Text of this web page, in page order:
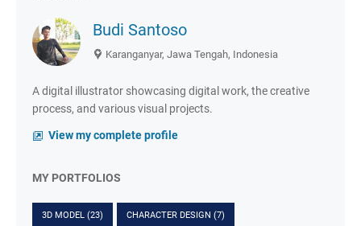
Budi Santoso
Karanganyar, Jawa Tengah, Indonesia
A digital illustrator showcasing digital work, the creative
process, and various visual projects.
View my complete profile
MY PORTFOLIOS
3D MODEL (23) CHARACTER DESIGN (7)